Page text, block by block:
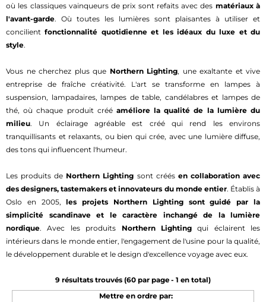
où les classiques vainqueurs de prix sont refaits avec des matériaux à
l'avant-garde. Où toutes les lumières sont plaisantes à utiliser et
concilientfonctionnalité quotidienne et les idéaux du luxe et du
style.
Vous ne cherchez plus que Northern Lighting, une exaltante et vive
entreprise de fraîche créativité. L'art se transforme en lampes à
suspension, lampadaires, lampes de table, candélabres et lampes de
thé, où chaque produit créé améliore la qualité de la lumière du
milieu. Un éclairage agréable est créé qui rend les environs
tranquillisants et relaxants, ou bien qui crée, avec une lumière diffuse,
des tons qui influencent l'humeur.
Les produits de Northern Lighting sont créés en collaboration avec
des designers, tastemakers et innovateurs du monde entier. Établis à
Oslo en 2005,les projets Northern Lighting sont guidé par la
simplicité scandinave et le caractère inchangé de la lumière
nordique. Avec les produits Northern Lightingqui éclairent les
intérieurs dans le monde entier, l'engagement de l'usine pour la qualité,
le développement durable et le design d'excellence voyage avec eux.
9 résultats trouvés (60 par page - 1 en total)
Mettre en ordre par: